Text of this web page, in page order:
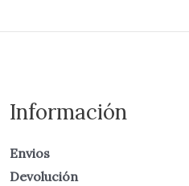
Información
Envios
Devolución